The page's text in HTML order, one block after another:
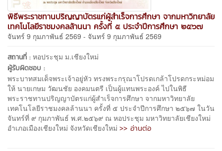
พิธีพระราชทานปริญญาบัตรแก่ผู้สำเร็จการศึกษา จากมหาวิทยาลัย
เทคโนโลยีราชมงคลล้านนา ครั้งที่ ๕ ประจำปีการศึกษา ๒๕๖๗
จันทร์ 9 กุมภาพันธ์ 2569 - จันทร์ 9 กุมภาพันธ์ 2569
สถานที่ : หอประชุม ม.เชียงใหม่
ผู้รับผิดชอบ :
พระบาทสมเด็จพระเจ้าอยู่หัว ทรงพระกรุณาโปรดเกล้าโปรดกระหม่อม
ให้ นายเกษม วัฒนชัย องคมนตรี เป็นผู้แทนพระองค์ ไปในพิธี
พระราชทานปริญญาบัตรแก่ผู้สำเร็จการศึกษา จากมหาวิทยาลัย
เทคโนโลยีราชมงคลล้านนา ครั้งที่ ๕ ประจำปีการศึกษา ๒๕๖๗ ในวัน
จันทร์ที่ ๙ กุมภาพันธ์ พ.ศ.๒๕๖๙ ณ หอประชุม มหาวิทยาลัยเชียงใหม่
อำเภอเมืองเชียงใหม่ จังหวัดเชียงใหม่ >> อ่านต่อ